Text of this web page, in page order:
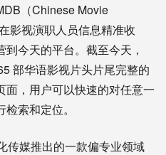
（Chinese Movie
影视演职人员信息精准收
今天的平台。截至今天，
部华语影视片头片尾完整的
，用户可以快速的对任意一
索和定位。
媒推出的一款偏专业领域